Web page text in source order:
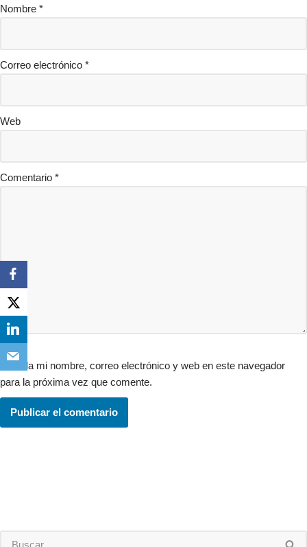
Nombre *
Correo electrónico *
Web
Comentario *
Guarda mi nombre, correo electrónico y web en este navegador
para la próxima vez que comente.